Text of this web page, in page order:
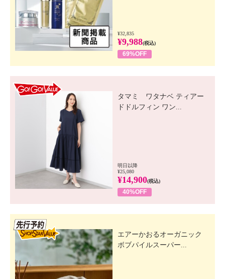
¥32,835
¥9,988(税込)
69%OFF
タマミ ワタナベ ティアー
ドドルフィン ワン...
明日以降
¥25,080
¥14,900(税込)
40%OFF
エアーかおるオーガニック
ボブパイルスーパー...